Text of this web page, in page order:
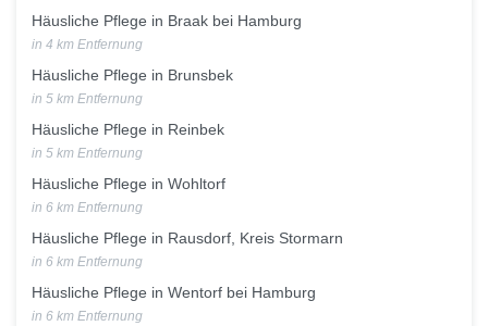
Häusliche Pflege in Braak bei Hamburg
in 4 km Entfernung
Häusliche Pflege in Brunsbek
in 5 km Entfernung
Häusliche Pflege in Reinbek
in 5 km Entfernung
Häusliche Pflege in Wohltorf
in 6 km Entfernung
Häusliche Pflege in Rausdorf, Kreis Stormarn
in 6 km Entfernung
Häusliche Pflege in Wentorf bei Hamburg
in 6 km Entfernung